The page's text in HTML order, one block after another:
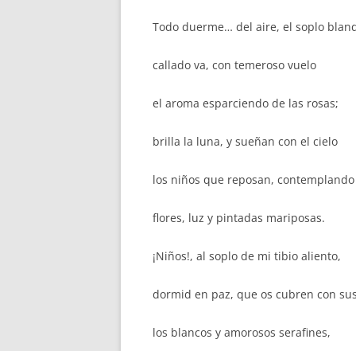
Todo duerme… del aire, el soplo
callado va, con temeroso vuelo
el aroma esparciendo de las rosas;
brilla la luna, y sueñan con el cielo
los niños que reposan, contemplando
flores, luz y pintadas mariposas.
¡Niños!, al soplo de mi tibio aliento,
dormid en paz, que os cubren con
los blancos y amorosos serafines,